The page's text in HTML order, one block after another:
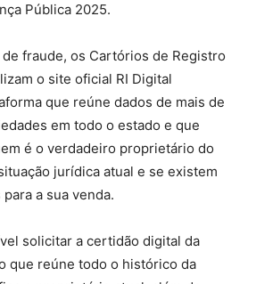
Pública 2025.
fraude, os Cartórios de Registro
o site oficial RI Digital
que reúne dados de mais de
em todo o estado e que
é o verdadeiro proprietário do
jurídica atual e se existem
a sua venda.
solicitar a certidão digital da
que reúne todo o histórico da